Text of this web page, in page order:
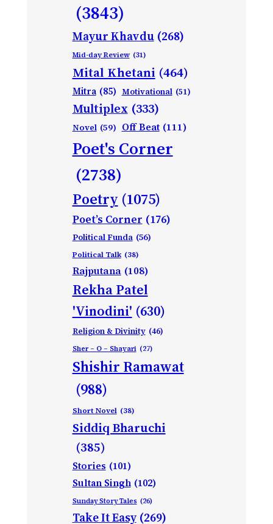
(3843)
Mayur Khavdu (268)
Mid-day Review (31)
Mital Khetani (464)
Mitra (85) Motivational (51)
Multiplex (333)
Novel (59) Off Beat (111)
Poet's Corner
(2738)
Poetry (1075)
Poet’s Corner (176)
Political Funda (56)
Political Talk (38)
Rajputana (108)
Rekha Patel
'Vinodini' (630)
Religion & Divinity (46)
Sher – O – Shayari (27)
Shishir Ramawat
(988)
Short Novel (38)
Siddiq Bharuchi
(385)
Stories (101)
Sultan Singh (102)
Sunday Story Tales (26)
Take It Easy (269)